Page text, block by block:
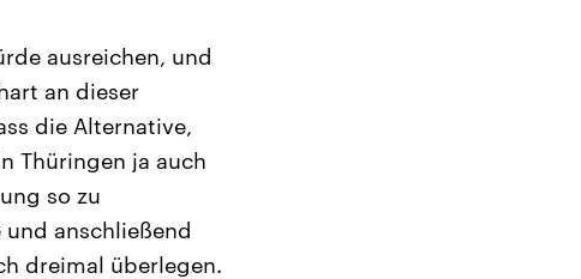
ausreichen, und
an dieser
die Alternative,
Thüringen ja auch
so zu
anschließend
dreimal überlegen.